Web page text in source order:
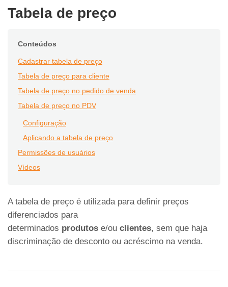
Tabela de preço
Conteúdos
Cadastrar tabela de preço
Tabela de preço para cliente
Tabela de preço no pedido de venda
Tabela de preço no PDV
Configuração
Aplicando a tabela de preço
Permissões de usuários
Vídeos
A tabela de preço é utilizada para definir preços
diferenciados para
determinados produtos e/ou clientes, sem que haja
discriminação de desconto ou acréscimo na venda.